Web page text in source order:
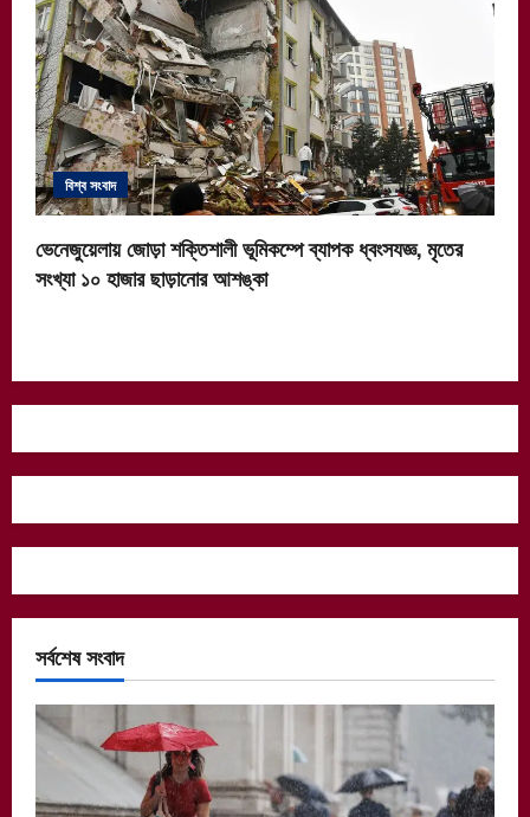
বিশ্ব সংবাদ
ভেনেজুয়েলায় জোড়া শক্তিশালী ভূমিকম্পে ব্যাপক ধ্বংসযজ্ঞ, মৃতের
সংখ্যা ১০ হাজার ছাড়ানোর আশঙ্কা
সর্বশেষ সংবাদ